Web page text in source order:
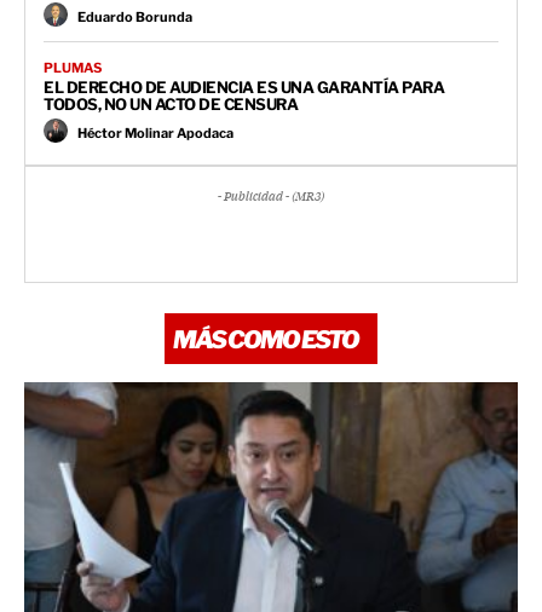
Eduardo Borunda
PLUMAS
EL DERECHO DE AUDIENCIA ES UNA GARANTÍA PARA
TODOS, NO UN ACTO DE CENSURA
Héctor Molinar Apodaca
- Publicidad - (MR3)
MÁS COMO ESTO